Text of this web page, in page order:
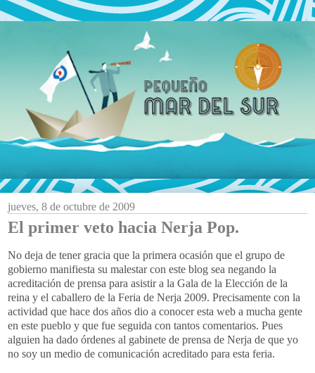
jueves, 8 de octubre de 2009
El primer veto hacia Nerja Pop.
No deja de tener gracia que la primera ocasión que el grupo de
gobierno manifiesta su malestar con este blog sea negando la
acreditación de prensa para asistir a la Gala de la Elección de la
reina y el caballero de la Feria de Nerja 2009. Precisamente con la
actividad que hace dos años dio a conocer esta web a mucha gente
en este pueblo y que fue seguida con tantos comentarios. Pues
alguien ha dado órdenes al gabinete de prensa de Nerja de que yo
no soy un medio de comunicación acreditado para esta feria.